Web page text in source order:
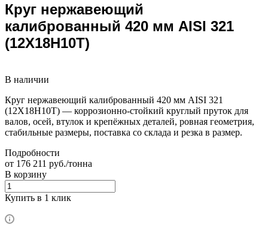
Круг нержавеющий
калиброванный 420 мм AISI 321
(12Х18Н10Т)
В наличии
Круг нержавеющий калиброванный 420 мм AISI 321
(12Х18Н10Т) — коррозионно‑стойкий круглый пруток для
валов, осей, втулок и крепёжных деталей, ровная геометрия,
стабильные размеры, поставка со склада и резка в размер.
Подробности
от 176 211 руб./тонна
В корзину
Купить в 1 клик